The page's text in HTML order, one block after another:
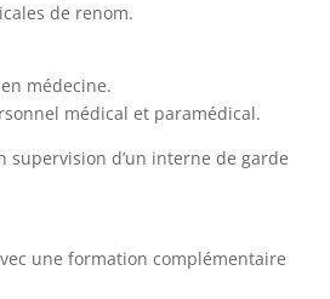
de renom.
médecine.
médical et paramédical.
supervision d’un interne de garde
une formation complémentaire